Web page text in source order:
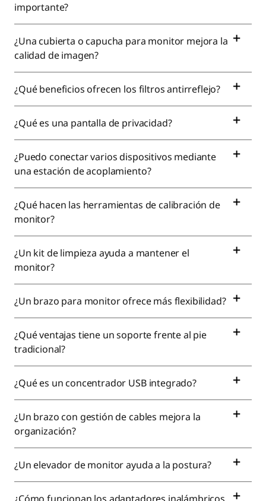
importante?
¿Una cubierta o capucha para monitor mejora la
calidad de imagen?
¿Qué beneficios ofrecen los filtros antirreflejo?
¿Qué es una pantalla de privacidad?
¿Puedo conectar varios dispositivos mediante
una estación de acoplamiento?
¿Qué hacen las herramientas de calibración de
monitor?
¿Un kit de limpieza ayuda a mantener el
monitor?
¿Un brazo para monitor ofrece más flexibilidad?
¿Qué ventajas tiene un soporte frente al pie
tradicional?
¿Qué es un concentrador USB integrado?
¿Un brazo con gestión de cables mejora la
organización?
¿Un elevador de monitor ayuda a la postura?